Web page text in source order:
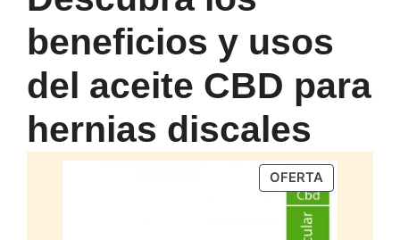
beneficios y usos
del aceite CBD para
hernias discales
OFERTAPRODUCTO
EN